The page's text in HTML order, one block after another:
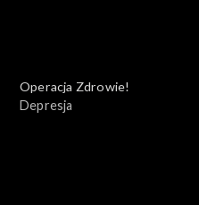
Operacja Zdrowie!
Depresja